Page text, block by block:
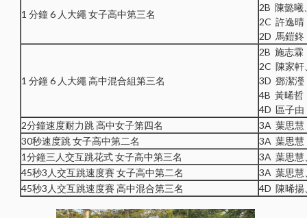
1 分鐘 6 人大繩 女子高中第三名
2B 陳懿曦
2C 許逸晴
2D 馬鎧鉖
1 分鐘 6 人大繩 高中混合組第三名
2B 施志霖
2C 陳家軒
3D 鄧潔瀅
4B 黃晞哲
4D 區子由
2分鐘速度耐力跳 高中女子第四名
3A 葉思慧
30秒速度跳 女子高中第二名
3A 葉思慧
1分鐘三人交互跳花式 女子高中第三名
3A 葉思慧
45秒3人交互跳速度賽 女子高中第二名
3A 葉思慧
45秒3人交互跳速度賽 高中混合第三名
4D 陳晞揚